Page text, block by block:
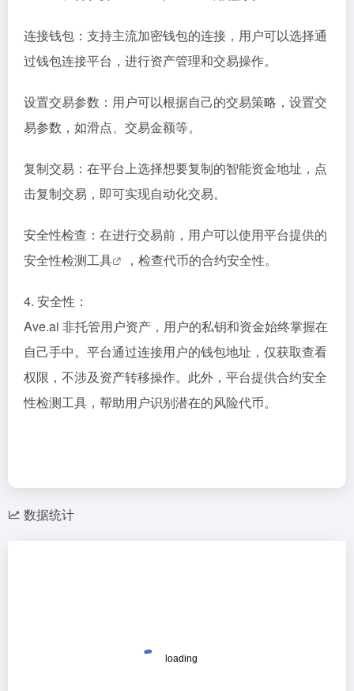
连接钱包：支持主流加密钱包的连接，用户可以选择通
过钱包连接平台，进行资产管理和交易操作。
设置交易参数：用户可以根据自己的交易策略，设置交
易参数，如滑点、交易金额等。
复制交易：在平台上选择想要复制的智能资金地址，点
击复制交易，即可实现自动化交易。
安全性检查：在进行交易前，用户可以使用平台提供的
安全性检测工具 ，检查代币的合约安全性。
4. 安全性：
Ave.ai 非托管用户资产，用户的私钥和资金始终掌握在
自己手中。平台通过连接用户的钱包地址，仅获取查看
权限，不涉及资产转移操作。此外，平台提供合约安全
性检测工具，帮助用户识别潜在的风险代币。
数据统计